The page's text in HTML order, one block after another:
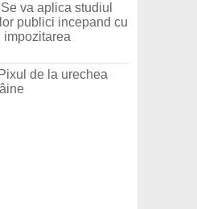
Se va aplica studiul
publici incepand cu
impozitarea
Pixul de la urechea